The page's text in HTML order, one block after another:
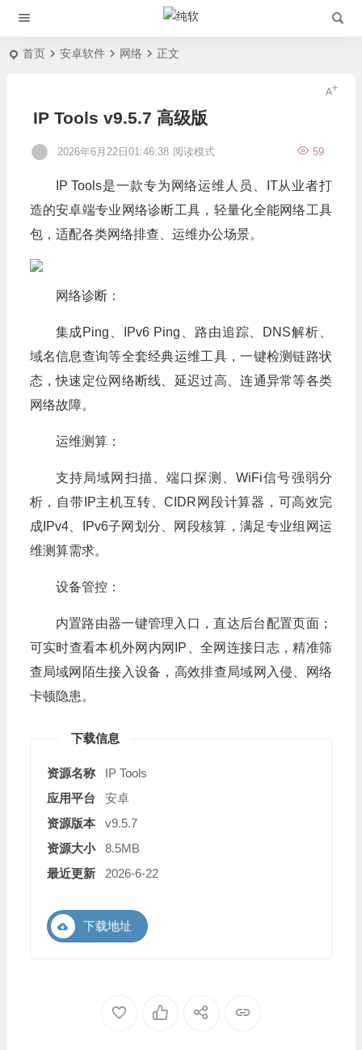
首页 安卓软件 网络 正文
IP Tools v9.5.7 高级版
2026年6月22日01:46:38 59
阅读模式
IP Tools是一款专为网络运维人员、IT从业者打
造的安卓端专业网络诊断工具，轻量化全能网络工具
包，适配各类网络排查、运维办公场景。
网络诊断：
集成Ping、IPv6 Ping、路由追踪、DNS解析、
域名信息查询等全套经典运维工具，一键检测链路状
态，快速定位网络断线、延迟过高、连通异常等各类
网络故障。
运维测算：
支持局域网扫描、端口探测、WiFi信号强弱分
析，自带IP主机互转、CIDR网段计算器，可高效完
成IPv4、IPv6子网划分、网段核算，满足专业组网运
维测算需求。
设备管控：
内置路由器一键管理入口，直达后台配置页面；
可实时查看本机外网内网IP、全网连接日志，精准筛
查局域网陌生接入设备，高效排查局域网入侵、网络
卡顿隐患。
下载信息
资源名称
IP Tools
应用平台
安卓
资源版本
v9.5.7
资源大小
8.5MB
最近更新
2026-6-22
下载地址